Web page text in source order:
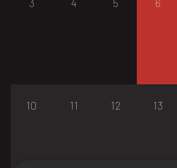
3 4 5 6
10 11 12 13